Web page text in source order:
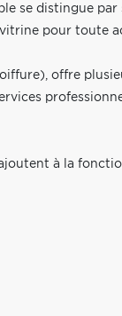
se distingue par
pour toute
offre
à la